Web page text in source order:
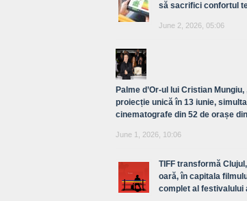
să sacrifici confortul
June 2, 2026, 05:06
Palme d’Or-ul lui Cristian Mungiu,
proiecție unică în 13 iunie,
cinematografe din 52 de orașe
June 1, 2026, 10:06
TIFF transformă
oară, în capitala
complet al festivalului